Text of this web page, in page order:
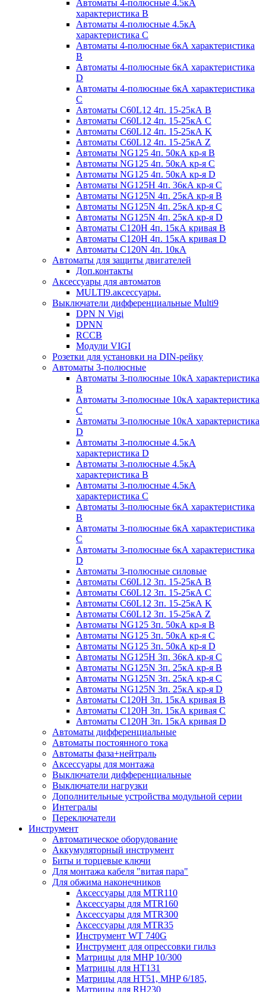
Автоматы 4-полюсные 4.5кА
характеристика В
Автоматы 4-полюсные 4.5кА
характеристика С
Автоматы 4-полюсные 6кА характеристика
B
Автоматы 4-полюсные 6кА характеристика
D
Автоматы 4-полюсные 6кА характеристика
С
Автоматы C60L12 4п. 15-25кА B
Автоматы C60L12 4п. 15-25кА C
Автоматы C60L12 4п. 15-25кА K
Автоматы C60L12 4п. 15-25кА Z
Автоматы NG125 4п. 50кА кр-я B
Автоматы NG125 4п. 50кА кр-я C
Автоматы NG125 4п. 50кА кр-я D
Автоматы NG125H 4п. 36кА кр-я C
Автоматы NG125N 4п. 25кА кр-я B
Автоматы NG125N 4п. 25кА кр-я C
Автоматы NG125N 4п. 25кА кр-я D
Автоматы С120H 4п. 15кА кривая B
Автоматы С120H 4п. 15кА кривая D
Автоматы С120N 4п. 10кА
Автоматы для защиты двигателей
Доп.контакты
Аксессуары для автоматов
MULTI9.аксессуары.
Выключатели дифференциальные Multi9
DPN N Vigi
DPNN
RCCB
Модули VIGI
Розетки для установки на DIN-рейку
Автоматы 3-полюсные
Автоматы 3-полюсные 10кА характеристика
B
Автоматы 3-полюсные 10кА характеристика
C
Автоматы 3-полюсные 10кА характеристика
D
Автоматы 3-полюсные 4.5кА
характеристика D
Автоматы 3-полюсные 4.5кА
характеристика В
Автоматы 3-полюсные 4.5кА
характеристика С
Автоматы 3-полюсные 6кА характеристика
B
Автоматы 3-полюсные 6кА характеристика
C
Автоматы 3-полюсные 6кА характеристика
D
Автоматы 3-полюсные силовые
Автоматы C60L12 3п. 15-25кА B
Автоматы C60L12 3п. 15-25кА C
Автоматы C60L12 3п. 15-25кА K
Автоматы C60L12 3п. 15-25кА Z
Автоматы NG125 3п. 50кА кр-я B
Автоматы NG125 3п. 50кА кр-я C
Автоматы NG125 3п. 50кА кр-я D
Автоматы NG125H 3п. 36кА кр-я C
Автоматы NG125N 3п. 25кА кр-я B
Автоматы NG125N 3п. 25кА кр-я C
Автоматы NG125N 3п. 25кА кр-я D
Автоматы С120Н 3п. 15кА кривая B
Автоматы С120Н 3п. 15кА кривая C
Автоматы С120Н 3п. 15кА кривая D
Автоматы дифференциальные
Автоматы постоянного тока
Автоматы фаза+нейтраль
Аксессуары для монтажа
Выключатели дифференциальные
Выключатели нагрузки
Дополнительные устройства модульной серии
Интегралы
Переключатели
Инструмент
Автоматическое оборудование
Аккумуляторный инструмент
Биты и торцевые ключи
Для монтажа кабеля "витая пара"
Для обжима наконечников
Аксессуары для MTR110
Аксессуары для MTR160
Аксессуары для MTR300
Аксессуары для MTR35
Инструмент WT 740G
Инструмент для опрессовки гильз
Матрицы для MHP 10/300
Матрицы для НТ131
Матрицы для НТ51, MHP 6/185,
Матрицы для RH230